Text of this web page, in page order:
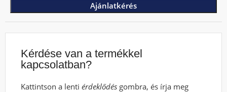
Ajánlatkérés
Kérdése van a termékkel
kapcsolatban?
Kattintson a lentiérdeklődés gombra, és írja meg